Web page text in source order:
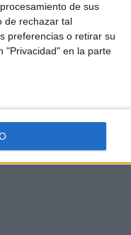
de sus
de rechazar tal
preferencias o retirar su
"Privacidad" en la parte